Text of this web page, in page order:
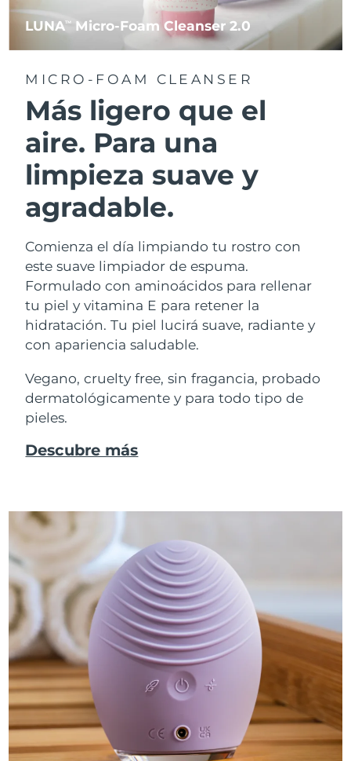
LUNATM Micro-Foam Cleanser 2.0
MICRO-FOAM CLEANSER
Más ligero que el
aire. Para una
limpieza suave y
agradable.
Comienza el día limpiando tu rostro con
este suave limpiador de espuma.
Formulado con aminoácidos para rellenar
tu piel y vitamina E para retener la
hidratación. Tu piel lucirá suave, radiante y
con apariencia saludable.
Vegano, cruelty free, sin fragancia, probado
dermatológicamente y para todo tipo de
pieles.
Descubre más